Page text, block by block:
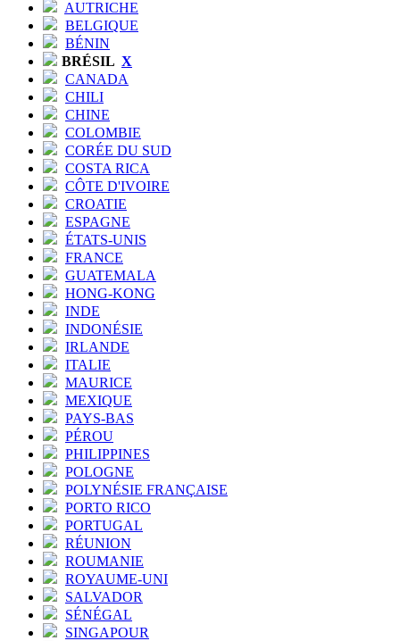
AUTRICHE
BELGIQUE
BÉNIN
BRÉSIL X
CANADA
CHILI
CHINE
COLOMBIE
CORÉE DU SUD
COSTA RICA
CÔTE D'IVOIRE
CROATIE
ESPAGNE
ÉTATS-UNIS
FRANCE
GUATEMALA
HONG-KONG
INDE
INDONÉSIE
IRLANDE
ITALIE
MAURICE
MEXIQUE
PAYS-BAS
PÉROU
PHILIPPINES
POLOGNE
POLYNÉSIE FRANÇAISE
PORTO RICO
PORTUGAL
RÉUNION
ROUMANIE
ROYAUME-UNI
SALVADOR
SÉNÉGAL
SINGAPOUR